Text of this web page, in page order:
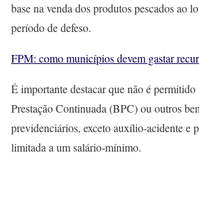
base na venda dos produtos pescados ao
período de defeso.
FPM: como municípios devem gastar
É importante destacar que não é
Prestação Continuada (BPC) ou outros
previdenciários, exceto auxílio-acidente e
limitada a um salário-mínimo.